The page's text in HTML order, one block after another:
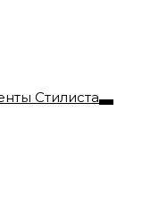
Стилиста